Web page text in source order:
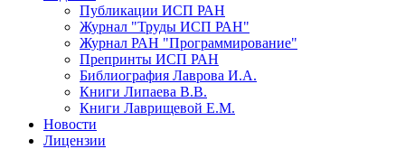
Публикации ИСП РАН
Журнал "Труды ИСП РАН"
Журнал РАН "Программирование"
Препринты ИСП РАН
Библиография Лаврова И.А.
Книги Липаева В.В.
Книги Лаврищевой Е.М.
Новости
Лицензии